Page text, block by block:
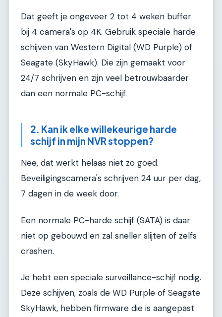
Dat geeft je ongeveer 2 tot 4 weken buffer
bij 4 camera's op 4K. Gebruik speciale harde
schijven van Western Digital (WD Purple) of
Seagate (SkyHawk). Die zijn gemaakt voor
24/7 schrijven en zijn veel betrouwbaarder
dan een normale PC-schijf.
2. Kan ik elke willekeurige harde
schijf in mijn NVR stoppen?
Nee, dat werkt helaas niet zo goed.
Beveiligingscamera's schrijven 24 uur per dag,
7 dagen in de week door.
Een normale PC-harde schijf (SATA) is daar
niet op gebouwd en zal sneller slijten of zelfs
crashen.
Je hebt een speciale surveillance-schijf nodig.
Deze schijven, zoals de WD Purple of Seagate
SkyHawk, hebben firmware die is aangepast